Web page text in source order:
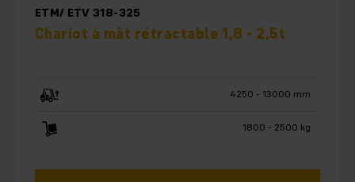
ETM/ ETV 318-325
Chariot à mât rétractable 1,8 - 2,5t
4250 - 13000 mm
1800 - 2500 kg